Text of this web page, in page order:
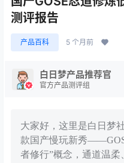
测评报告
产品百科 5 个月前
白日梦产品推荐官
官方产品测评组
大家好，这里是白日梦
款国产慢玩新秀
者修行”概念，通道温